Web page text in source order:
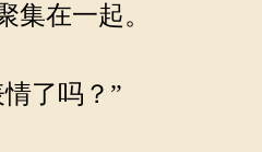
集在一起。
了吗？”